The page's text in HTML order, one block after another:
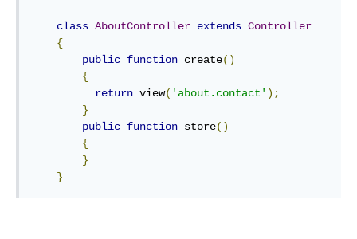
class AboutController extends Controller
{
public function create()
{
return view( 'about.contact' );
}
public function store()
{
}
}